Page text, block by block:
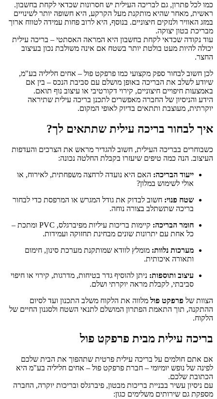
כמו לכל פתרון, גם לבריכה העילית יש חסרונות שכדאי לקחת בחשבון.
ראשית, מאחר שהיא מותקנת מעל הקרקע, היא חשופה יותר לשינויים
במזג האוויר ולנזקים חיצוניים. בנוסף, היא לרוב פחות עמידה לטווח ארוך
מבריכת בטון יצוקה.
עוד נקודה שכדאי לקחת בחשבון היא המראה האסתטי – בריכה עילית
יכולה להיות מעט בולטת יותר בשטח אם אינה משולבת נכון בעיצוב
החצר.
לכן חשוב לבחור ספק מקצועי כמו פרפקט פול – אחים חליליה בע"מ,
שיודע לשלב את הבריכה באופן מושלם עם סביבת הנכס – בין אם
באמצעות חיפויים חיצוניים, קירוי דקורטיבי או עיצוב נוף תואם.
הידע והניסיון של החברה מאפשרים לתכנן בריכה עילית שתיראה
יוקרתית, מעוצבת ותתאים בדיוק לאופי המקום.
איך לבחור בריכה עילית שתתאים לך?
כשבוחרים בבריכה העילית, חשוב להגדיר מראש את הצרכים והעדפות
העיצוב. הנה כמה טיפים שיעזרו בקבלת החלטה נכונה:
ייעוד הבריכה: האם היא נועדה לרחצה משפחתית, לאירוח, או
אולי לשימוש במלון?
שטח פנוי: חשוב לבדוק את גודל המגרש או המרפסת כדי לבחור
בריכה שתשתלב בצורה נוחה.
חומר הבריכה:
קיימות בריכות עיליות מפיברגלס, PVC ומתכת –
כל אחת עם יתרונות שונים מבחינת תחזוקה ועמידות.
מערכות נלוות: מומלץ לוודא שמותקנת מערכת סינון, חימום
ותאורה איכותית.
עיצוב ותוספות: ניתן להוסיף גדר בטיחות, מדרגות, קירוי או חיפוי
סביבתי, לקבלת מראה יוקרתי ושלם.
הצוות של פרפקט פול מלווה את הלקוח משלב התכנון ועד לסיום
ההתקנה, תוך התאמת הפתרון המושלם לתנאי השטח ולסגנון החיים של
הלקוח.
בריכה עילית מבית פרפקט פול
אם אתם חולמים על בריכה עילית פרטית שתהפוך את הבית שלכם
לפינה של נופש יומיומי – חברת פרפקט פול – אחים חליליה בע"מ היא
הכתובת שלכם.
עם ניסיון עשיר בבניית בריכות מבטון, פיברגלס ובריכות יוקרה, החברה
מספקת גם שירותים משלימים כגון: